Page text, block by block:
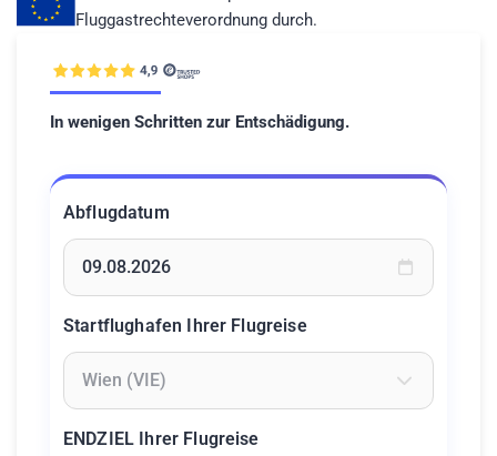
Fluggastrechteverordnung durch.
In wenigen Schritten zur Entschädigung.
Abflugdatum
Startflughafen Ihrer Flugreise
ENDZIEL Ihrer Flugreise